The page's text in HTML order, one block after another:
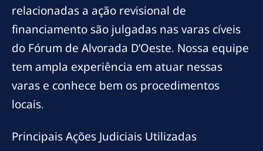
relacionadas a ação revisional de
financiamento são julgadas nas varas cíveis
do Fórum de Alvorada D’Oeste. Nossa equipe
tem ampla experiência em atuar nessas
varas e conhece bem os procedimentos
locais.
Principais Ações Judiciais Utilizadas